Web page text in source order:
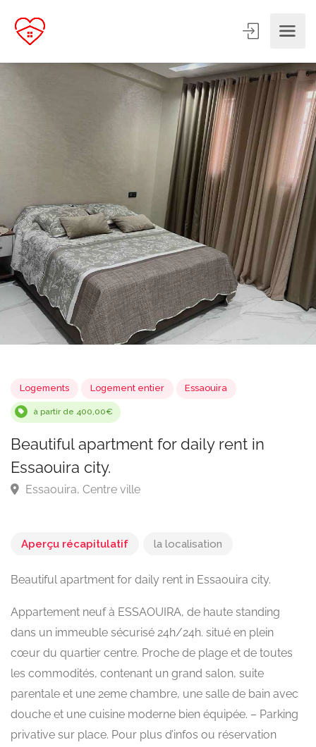
Logements Logement entier
à partir de 400,00€
Beautiful apartment for daily rent in
Aperçu récapitulatif la localisation
Beautiful apartment for daily rent in Essaouira city.
Appartement neuf à ESSAOUIRA, de haute standing
dans un immeuble sécurisé 24h/24h. situé en plein
cœur du quartier centre. Proche de plage et de toutes
les commodités, contenant un grand salon, suite
parentale et une 2eme chambre, une salle de bain avec
douche et une cuisine moderne bien équipée. – Parking
privative sur place. Pour plus d’infos ou réservation